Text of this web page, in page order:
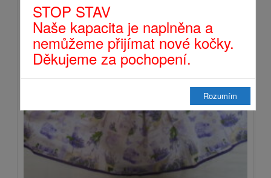
STOP STAV
Naše kapacita je naplněna a
nemůžeme přijímat nové kočky.
Děkujeme za pochopení.
Rozumím